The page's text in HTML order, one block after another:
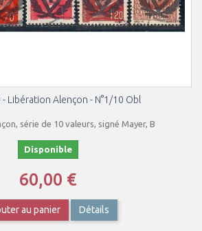
Libération Alençon - N°1/10 Obl
série de 10 valeurs, signé Mayer, B
Disponible
60,00 €
au panier Détails